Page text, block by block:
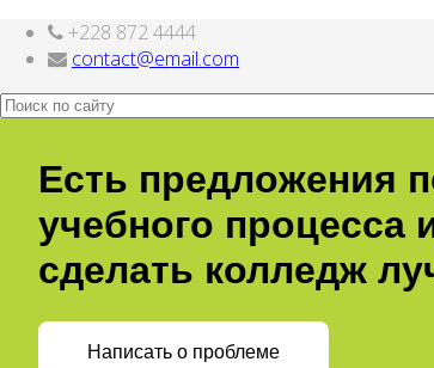
nachodki.ruинтернет-магазин
+228 872 4444
contact@email.com
Есть предложения
учебного процесса
сделать колледж
Написать о проблеме